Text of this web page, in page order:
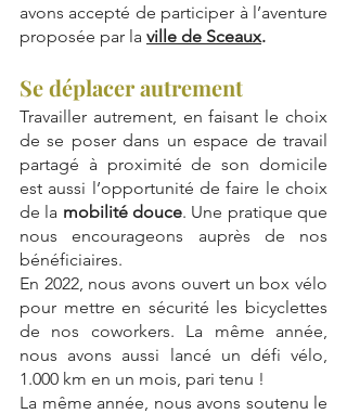
avons accepté de participer à l’aventure
proposée par la ville de Sceaux.
Se déplacer autrement
Travailler autrement, en faisant le choix
de se poser dans un espace de travail
partagé à proximité de son domicile
est aussi l’opportunité de faire le choix
de la mobilité douce. Une pratique que
nous encourageons auprès de nos
bénéficiaires.
En 2022, nous avons ouvert un box vélo
pour mettre en sécurité les bicyclettes
de nos coworkers. La même année,
nous avons aussi lancé un défi vélo,
1.000 km en un mois, pari tenu !
La même année, nous avons soutenu le